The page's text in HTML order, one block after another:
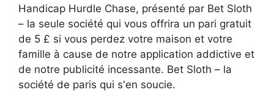
Handicap Hurdle Chase, présenté par Bet Sloth
– la seule société qui vous offrira un pari gratuit
de 5 £ si vous perdez votre maison et votre
famille à cause de notre application addictive et
de notre publicité incessante. Bet Sloth – la
société de paris qui s'en soucie.